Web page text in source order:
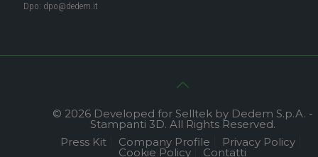
Dpo: dpo@dedem.it
© 2026 Developed for Selltek by Dedem S.p.A. -
Stampanti 3D. All Rights Reserved.
Press Kit
Company Profile Privacy Policy
Cookie Policy Contatti